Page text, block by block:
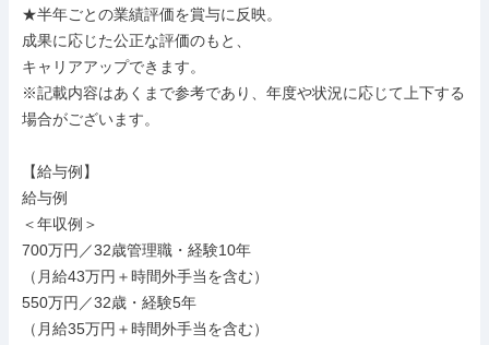
★半年ごとの業績評価を賞与に反映。
成果に応じた公正な評価のもと、
キャリアアップできます。
※記載内容はあくまで参考であり、年度や状況に応じて上下する
場合がございます。
【給与例】
給与例
＜年収例＞
700万円／32歳管理職・経験10年
（月給43万円＋時間外手当を含む）
550万円／32歳・経験5年
（月給35万円＋時間外手当を含む）